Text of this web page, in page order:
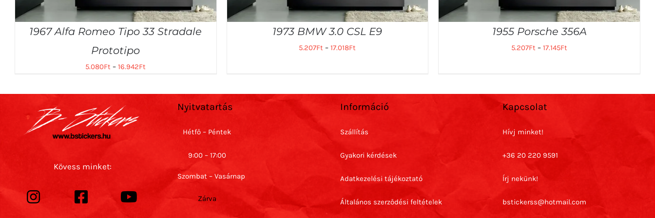
1967 Alfa Romeo Tipo 33 Stradale
Prototipo
5.080Ft –16.942Ft
1973 BMW 3.0 CSL E9
5.207Ft –17.018Ft
1955 Porsche 356A
5.207Ft –17.145Ft
Kövess minket:
Nyitvatartás
Hétfő – Péntek
9:00 – 17:00
Szombat – Vasárnap
Zárva
Információ
Szállítás
Gyakori kérdések
Adatkezelési tájékoztató
Általános szerződési feltételek
Kapcsolat
Hívj minket!
+36 20 220 9591
Írj nekünk!
bstickerss@hotmail.com